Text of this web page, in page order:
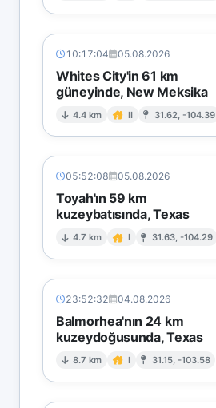
10:17:04 05.08.2026
Whites City'in 61 km
güneyinde, New Meksika
4.4 km II 31.62, -104.39
05:52:08 05.08.2026
Toyah'ın 59 km
kuzeybatısında, Texas
4.7 km I 31.63, -104.29
23:52:32 04.08.2026
Balmorhea'nın 24 km
kuzeydoğusunda, Texas
8.7 km I 31.15, -103.58